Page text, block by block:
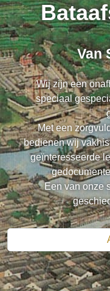
Van
Wij zijn een
speciaal
Met een
bedienen wij
geïnteresseerde
Een van onze